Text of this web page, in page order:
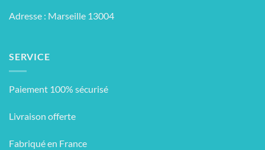
Adresse : Marseille 13004
SERVICE
Paiement 100% sécurisé
Livraison offerte
Fabriqué en France